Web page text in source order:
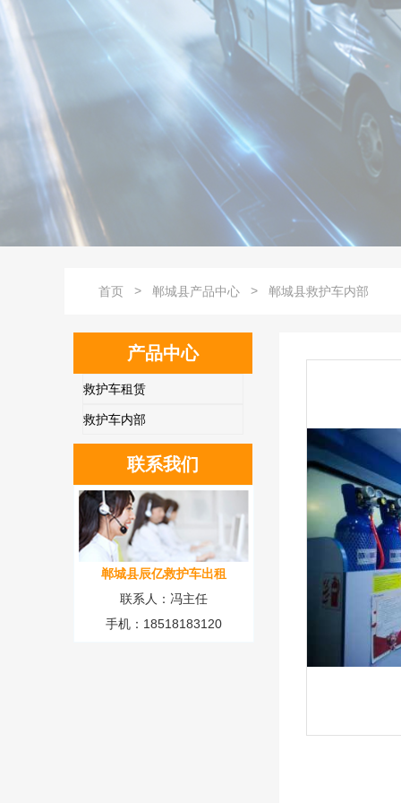
首页 > 郸城县产品中心 > 郸城县救护车内部
产品中心
救护车内部
救护车租赁
联系我们
郸城县辰亿救护车出租
联系人：冯主任
手机：18518183120